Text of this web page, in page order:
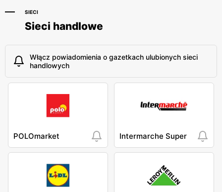
SIECI
Sieci handlowe
Włącz powiadomienia o gazetkach ulubionych sieci
handlowych
POLOmarket Intermarche Super